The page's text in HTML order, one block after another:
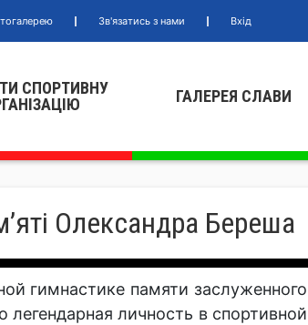
Зв'язатись з нами Вхід
СПОРТИВНУ
ГАЛЕРЕЯ СЛАВИ
Олександра Береша
гимнастике памяти заслуженного
личность в спортивной